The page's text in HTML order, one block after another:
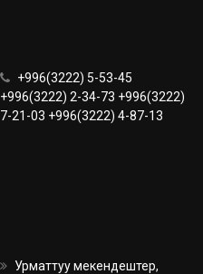
+996(3222) 5-53-45
+996(3222) 2-34-73 +996(3222)
7-21-03 +996(3222) 4-87-13
Урматтуу мекендештер,